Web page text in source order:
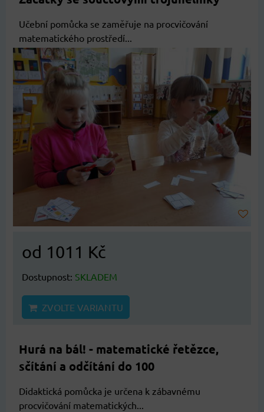
Učební pomůcka se zaměřuje na procvičování
matematického prostředí...
od 1011 Kč
Dostupnost: SKLADEM
ZVOLTE VARIANTU
Hurá na bál! - matematické řetězce,
sčítání a odčítání do 100
Didaktická pomůcka je určena k zábavnému
procvičování matematických...